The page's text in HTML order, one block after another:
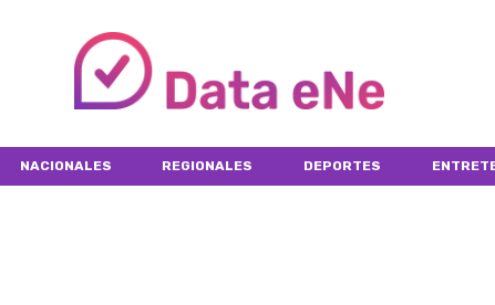
NACIONALES REGIONALES DEPORTES